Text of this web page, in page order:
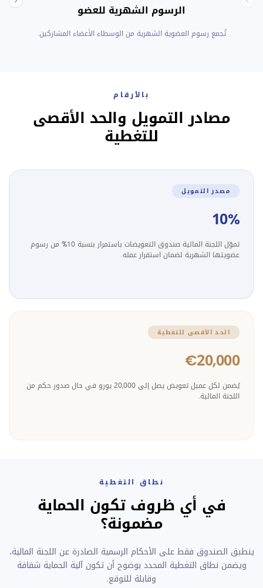
الرسوم الشهرية للعضو
تُجمع رسوم العضوية الشهرية من الوسطاء الأعضاء المشاركين.
بالأرقام
مصادر التمويل والحد الأقصى
للتغطية
مصدر التمويل
10%
تموّل اللجنة المالية صندوق التعويضات باستمرار بنسبة 10% من رسوم
عضويتها الشهرية لضمان استقرار عمله.
الحد الأقصى للتغطية
€20,000
يُضمن لكل عميل تعويض يصل إلى 20,000 يورو في حال صدور حكم من
اللجنة المالية.
نطاق التغطية
في أي ظروف تكون الحماية
مضمونة؟
ينطبق الصندوق فقط على الأحكام الرسمية الصادرة عن اللجنة المالية،
ويضمن نطاق التغطية المحدد بوضوح أن تكون آلية الحماية شفافة
وقابلة للتوقع.